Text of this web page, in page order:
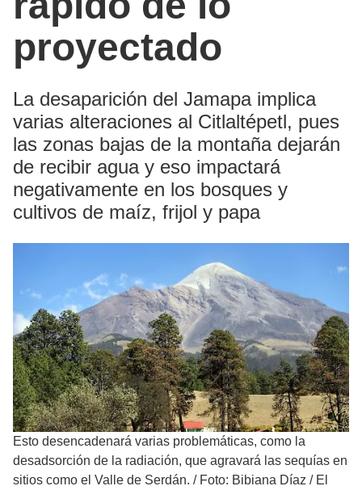
proyectado
La desaparición del Jamapa implica
varias alteraciones al Citlaltépetl, pues
las zonas bajas de la montaña dejarán
de recibir agua y eso impactará
negativamente en los bosques y
cultivos de maíz, frijol y papa
Esto desencadenará varias problemáticas, como la
desadsorción de la radiación, que agravará las sequías en
sitios como el Valle de Serdán. / Foto: Bibiana Díaz / El